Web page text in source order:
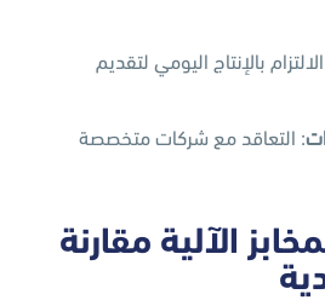
بالإنتاج اليومي لتقديم
: التعاقد مع شركات متخصصة
الآلية مقارنة